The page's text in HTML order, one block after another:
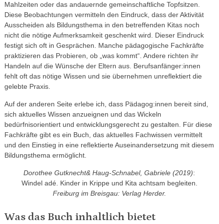
Mahlzeiten oder das andauernde gemeinschaftliche Topfsitzen.
Diese Beobachtungen vermitteln den Eindruck, dass der Aktivität
Ausscheiden als Bildungsthema in den betreffenden Kitas noch
nicht die nötige Aufmerksamkeit geschenkt wird. Dieser Eindruck
festigt sich oft in Gesprächen. Manche pädagogische Fachkräfte
praktizieren das Probieren, ob „was kommt“. Andere richten ihr
Handeln auf die Wünsche der Eltern aus. Berufsanfänger:innen
fehlt oft das nötige Wissen und sie übernehmen unreflektiert die
gelebte Praxis.
Auf der anderen Seite erlebe ich, dass Pädagog:innen bereit sind,
sich aktuelles Wissen anzueignen und das Wickeln
bedürfnisorientiert und entwicklungsgerecht zu gestalten. Für diese
Fachkräfte gibt es ein Buch, das aktuelles Fachwissen vermittelt
und den Einstieg in eine reflektierte Auseinander­setzung mit diesem
Bildungsthema ermöglicht.
Dorothee Gutknecht& Haug-Schnabel, Gabriele (2019):
Windel adé. Kinder in Krippe und Kita achtsam begleiten.
Freiburg im Breisgau: Verlag Herder.
Was das Buch inhaltlich bietet